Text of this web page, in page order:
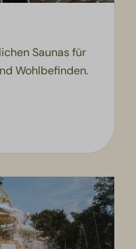
Saunas für
Wohlbefinden.